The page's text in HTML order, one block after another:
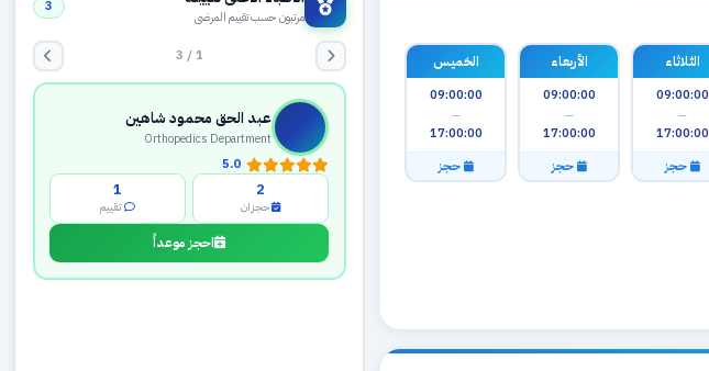
الثلاثاء
09:00:00
—
17:00:00
حجز
الأربعاء
09:00:00
—
17:00:00
حجز
الخميس
09:00:00
—
17:00:00
حجز
1 / 3
عبد الحق محمود شاهين
5.0
حجزان تقييم